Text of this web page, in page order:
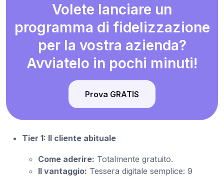
Volete lanciare un
programma di fidelizzazione
per la vostra azienda?
Avviatelo in pochi minuti!
Prova GRATIS
Tier 1: Il cliente abituale
Come aderire: Totalmente gratuito.
Il vantaggio: Tessera digitale semplice: 9